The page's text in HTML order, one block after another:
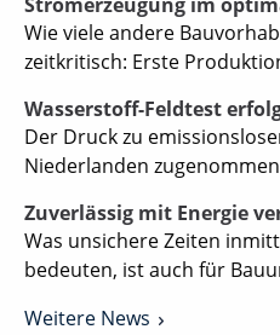
Wie viele andere
zeitkritisch: Erste
Wasserstoff-Feldtest
Der Druck zu
Niederlanden
Zuverlässig mit Energie
Was unsichere Zeiten
bedeuten, ist auch für
Weitere News